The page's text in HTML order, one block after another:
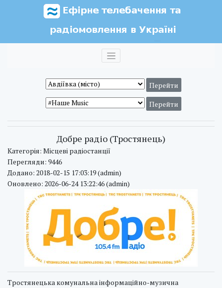
Добре радіо (Тростянець)
Категорія: Місцеві радіостанції
Перегляди: 9446
Додано: 2018-02-15 17:03:19 (admin)
Оновлено: 2026-06-24 13:22:46 (admin)
Тростянецька комунальна інформаційно-музична